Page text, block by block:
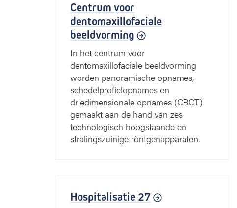
Centrum voor
dentomaxillofaciale
beeldvorming
In het centrum voor
dentomaxillofaciale beeldvorming
worden panoramische opnames,
schedelprofielopnames en
driedimensionale opnames (CBCT)
gemaakt aan de hand van zes
technologisch hoogstaande en
stralingszuinige röntgenapparaten.
Hospitalisatie 27